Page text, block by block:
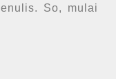
So, mulai